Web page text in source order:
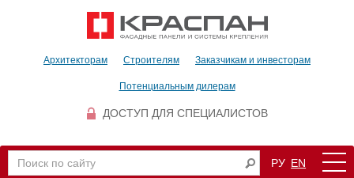
Архитекторам Строителям Заказчикам и инвесторам
Потенциальным дилерам
ДОСТУП ДЛЯ СПЕЦИАЛИСТОВ
РУ EN